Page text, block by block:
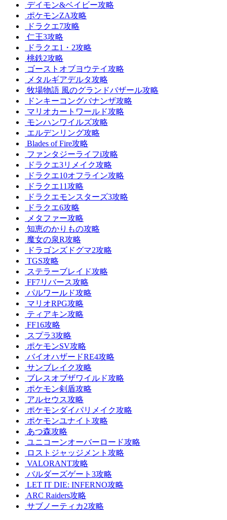
デイモン&ベイビー攻略
ポケモンZA攻略
ドラクエ7攻略
仁王3攻略
ドラクエ1・2攻略
桃鉄2攻略
ゴーストオブヨウテイ攻略
メタルギアデルタ攻略
牧場物語 風のグランドバザール攻略
ドンキーコングバナンザ攻略
マリオカートワールド攻略
モンハンワイルズ攻略
エルデンリング攻略
Blades of Fire攻略
ファンタジーライフi攻略
ドラクエ3リメイク攻略
ドラクエ10オフライン攻略
ドラクエ11攻略
ドラクエモンスターズ3攻略
ドラクエ6攻略
メタファー攻略
知恵のかりもの攻略
魔女の泉R攻略
ドラゴンズドグマ2攻略
TGS攻略
ステラーブレイド攻略
FF7リバース攻略
パルワールド攻略
マリオRPG攻略
ティアキン攻略
FF16攻略
スプラ3攻略
ポケモンSV攻略
バイオハザードRE4攻略
サンブレイク攻略
ブレスオブザワイルド攻略
ポケモン剣盾攻略
アルセウス攻略
ポケモンダイパリメイク攻略
ポケモンユナイト攻略
あつ森攻略
ユニコーンオーバーロード攻略
ロストジャッジメント攻略
VALORANT攻略
バルダーズゲート3攻略
LET IT DIE: INFERNO攻略
ARC Raiders攻略
サブノーティカ2攻略